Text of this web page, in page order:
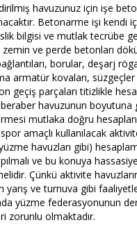
havuzunuz için işe
Betonarme işi kendi
bilgisi ve mutlak tecrübe
zemin ve perde betonları
borular, deşarj
armatür kovaları,
geçiş parçaları titizlikle
havuzunun boyutuna
mutlaka doğru
amaçlı kullanılacak
havuzları gibi)
ve bu konuya
Çünkü aktivite
yarış ve turnuva gibi
yüzme federasyonunun
zorunlu olmaktadır.